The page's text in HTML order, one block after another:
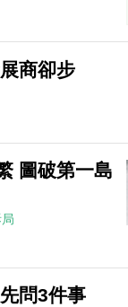
商卻步
圖破第一島
問3件事